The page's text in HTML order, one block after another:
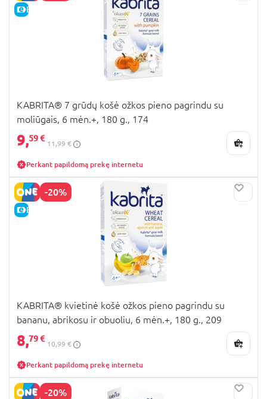
E-KAINA
KABRITA® 7 grūdų košė ožkos pieno pagrindu su
moliūgais, 6 mėn.+, 180 g., 174
9,59 €
11,99 €
Perkant papildomą prekę internetu
-20%
E-KAINA
KABRITA® kvietinė košė ožkos pieno pagrindu su
bananu, abrikosu ir obuoliu, 6 mėn.+, 180 g., 209
8,79 €
10,99 €
Perkant papildomą prekę internetu
-20%